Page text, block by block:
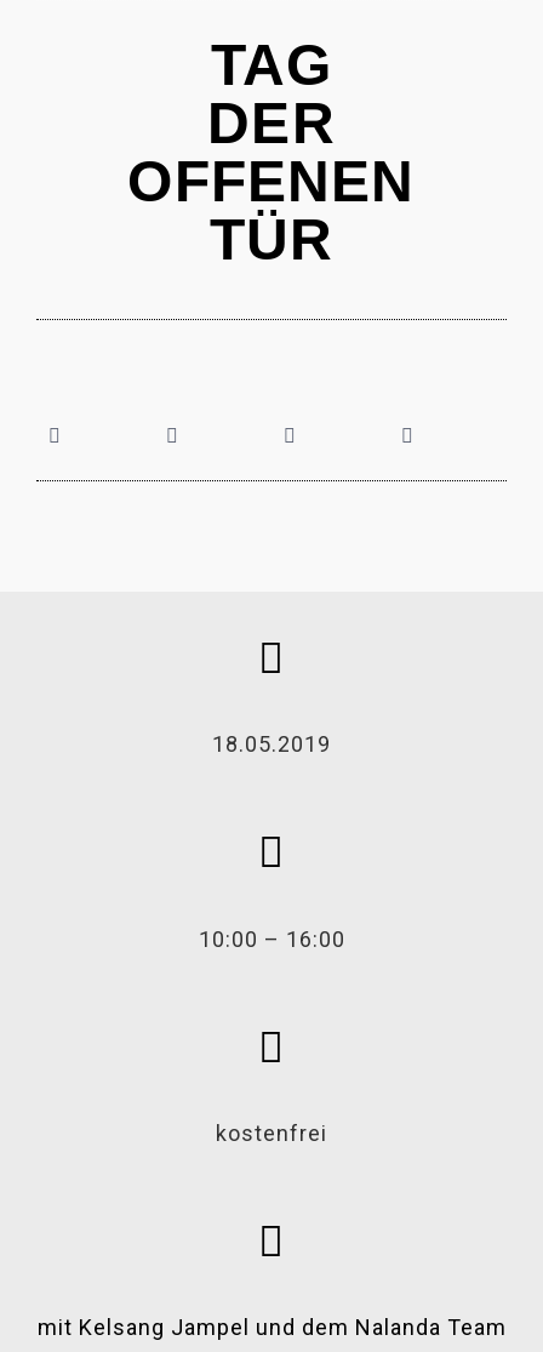
TAG
DER
OFFENEN
TÜR
18.05.2019
10:00 – 16:00
kostenfrei
mit Kelsang Jampel und dem Nalanda Team